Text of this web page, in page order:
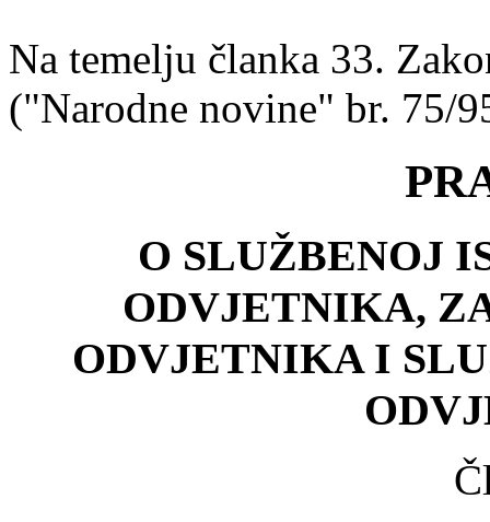
Na temelju članka 33.
("Narodne novine" br. 75/
O SLUŽBENOJ
ODVJETNIKA,
ODVJETNIKA I